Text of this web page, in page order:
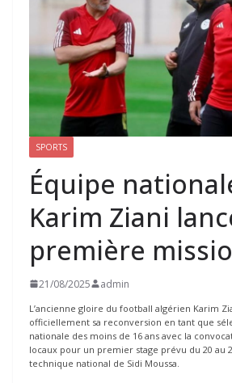
SPORTS
Équipe
Karim Ziani
première
21/08/2025 admin
L’ancienne gloire du football algérien Karim
officiellement sa reconversion en tant que
nationale des moins de 16 ans avec la
locaux pour un premier stage prévu du 20 au
technique national de Sidi Moussa.